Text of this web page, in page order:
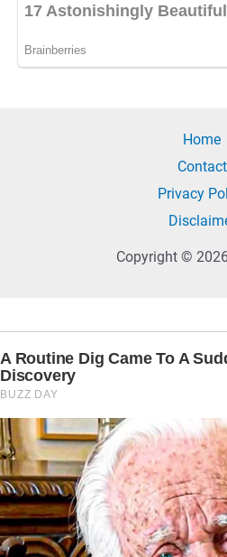
Home
Contact
Privacy
Copyright ©